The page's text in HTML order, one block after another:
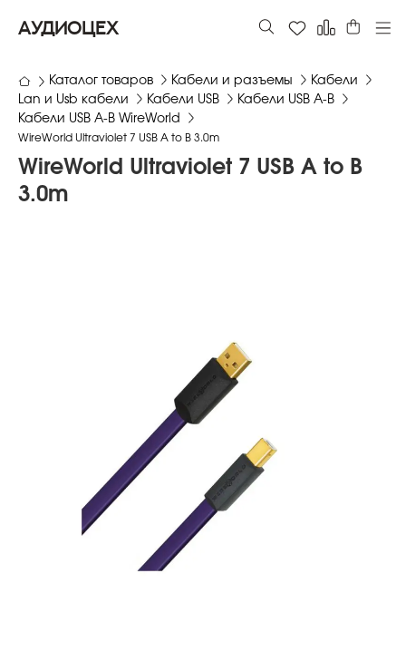
АУДИОЦЕХ
Каталог товаров Кабели и разъемы
Кабели
Lan и Usb кабели
Кабели USB
Кабели USB A-B
Кабели USB A-B WireWorld
WireWorld Ultraviolet 7 USB A to B 3.0m
WireWorld Ultraviolet 7 USB A to B
3.0m